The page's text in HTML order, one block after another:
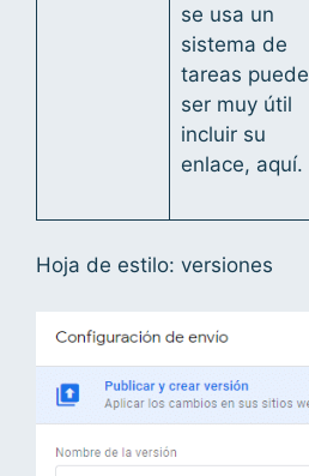
se usa un
sistema de
tareas puede
ser muy útil
incluir su
enlace, aquí.
Hoja de estilo: versiones